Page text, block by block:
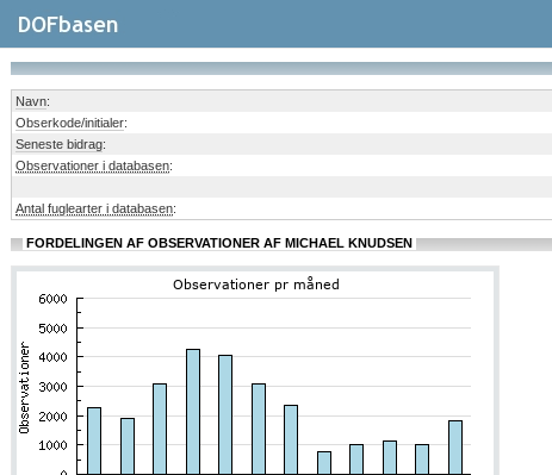
Navn:
Obserkode/initialer:
Seneste bidrag:
Observationer i databasen:
Antal fuglearter i databasen:
FORDELINGEN AF OBSERVATIONER AF MICHAEL KNUDSEN